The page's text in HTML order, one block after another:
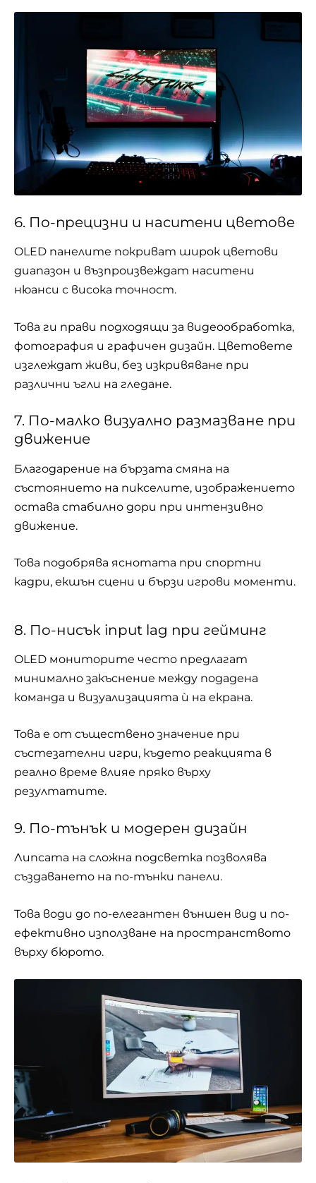
6. По-прецизни и наситени цветове
OLED панелите покриват широк цветови
диапазон и възпроизвеждат наситени
нюанси с висока точност.
Това ги прави подходящи за видеообработка,
фотография и графичен дизайн. Цветовете
изглеждат живи, без изкривяване при
различни ъгли на гледане.
7. По-малко визуално размазване при
движение
Благодарение на бързата смяна на
състоянието на пикселите, изображението
остава стабилно дори при интензивно
движение.
Това подобрява яснотата при спортни
кадри, екшън сцени и бързи игрови моменти.
8. По-нисък input lag при гейминг
OLED мониторите често предлагат
минимално закъснение между подадена
команда и визуализацията ѝ на екрана.
Това е от съществено значение при
състезателни игри, където реакцията в
реално време влияе пряко върху
резултатите.
9. По-тънък и модерен дизайн
Липсата на сложна подсветка позволява
създаването на по-тънки панели.
Това води до по-елегантен външен вид и по-
ефективно използване на пространството
върху бюрото.